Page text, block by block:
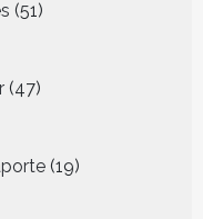
51
producten
47
producten
19
producten